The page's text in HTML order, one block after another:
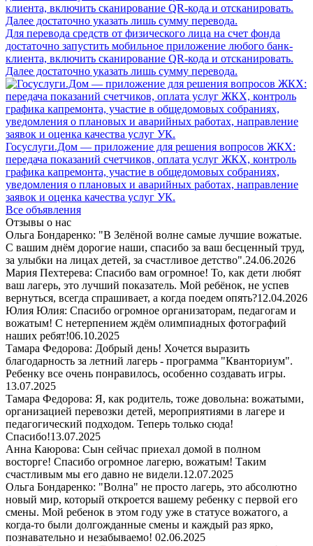
Для перевода средств от физического лица на счет фонда
достаточно запустить мобильное приложение любого банк-
клиента, включить сканирование QR-кода и отсканировать.
Далее достаточно указать лишь сумму перевода.
Госуслуги.Дом — приложение для решения вопросов ЖКХ:
передача показаний счетчиков, оплата услуг ЖКХ, контроль
графика капремонта, участие в общедомовых собраниях,
уведомления о плановых и аварийных работах, направление
заявок и оценка качества услуг УК.
Все объявления
Отзывы о нас
Ольга Бондаренко: "В Зелёной волне самые лучшие вожатые.
С вашим днём дорогие наши, спасибо за ваш бесценный труд,
за улыбки на лицах детей, за счастливое детство".24.06.2026
Мария Пехтерева: Спасибо вам огромное! То, как дети любят
ваш лагерь, это лучший показатель. Мой ребёнок, не успев
вернуться, всегда спрашивает, а когда поедем опять?12.04.2026
Юлия Юлия: Спасибо огромное организаторам, педагогам и
вожатым! С нетерпением ждём олимпиадных фотографий
наших ребят!06.10.2025
Тамара Федорова: Добрый день! Хочется выразить
благодарность за летний лагерь - программа "Кванториум".
Ребенку все очень понравилось, особенно создавать игры.
13.07.2025
Тамара Федорова: Я, как родитель, тоже довольна: вожатыми,
организацией перевозки детей, мероприятиями в лагере и
педагогический подходом. Теперь только сюда!
Спасибо!13.07.2025
Анна Каюрова: Сын сейчас приехал домой в полном
восторге! Спасибо огромное лагерю, вожатым! Таким
счастливым мы его давно не видели.12.07.2025
Ольга Бондаренко: "Волна" не просто лагерь, это абсолютно
новый мир, который откроется вашему ребенку с первой его
смены. Мой ребенок в этом году уже в статусе вожатого, а
когда-то были долгожданные смены и каждый раз ярко,
познавательно и незабываемо! 02.06.2025